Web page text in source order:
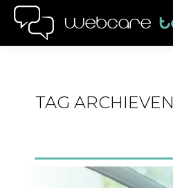
TAG ARCHIEVEN